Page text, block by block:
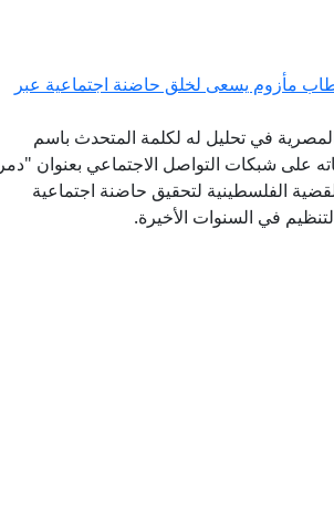
مأزوم يسعى لخلق حاضنة اجتماعية عبر
المصرية في تحليل له لكلمة المتحدث باسم
على شبكات التواصل الاجتماعي بعنوان "دمر
الفلسطينية لتحقيق حاضنة اجتماعية
في السنوات الأخيرة.